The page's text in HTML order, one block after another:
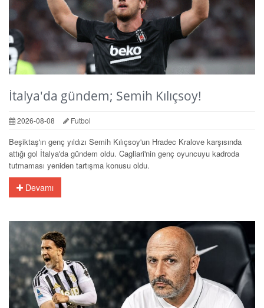
İtalya'da gündem; Semih Kılıçsoy!
2026-08-08 Futbol
Beşiktaş'ın genç yıldızı Semih Kılıçsoy'un Hradec Kralove karşısında
attığı gol İtalya'da gündem oldu. Cagliari'nin genç oyuncuyu kadroda
tutmaması yeniden tartışma konusu oldu.
Devamı